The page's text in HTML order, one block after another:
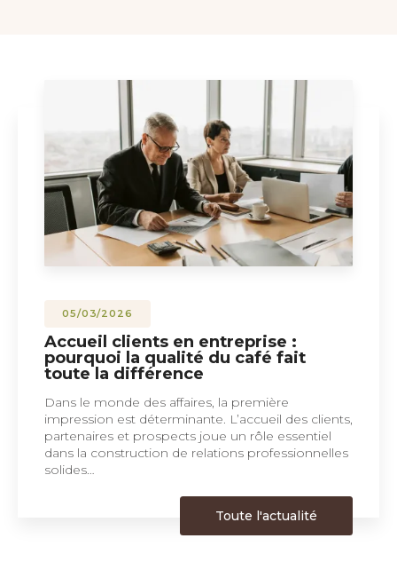
05/03/2026
Accueil clients en entreprise :
pourquoi la qualité du café fait
toute la différence
Dans le monde des affaires, la première
impression est déterminante. L’accueil des clients,
partenaires et prospects joue un rôle essentiel
dans la construction de relations professionnelles
solides…
Toute l'actualité